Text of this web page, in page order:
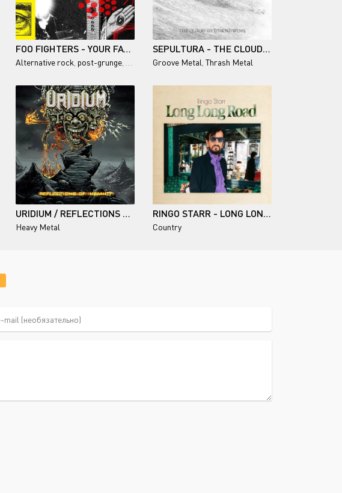
FOO FIGHTERS - YOUR FAVORITE TOY
Alternative rock post-grunge hard rock
SEPULTURA - THE CLOUD OF UNKNOWING
Groove Metal Thrash Metal
URIDIUM / REFLECTIONS OF INSANITY
Heavy Metal
RINGO STARR - LONG LONG ROAD
Country